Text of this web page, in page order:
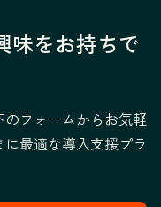
味をお持ちで
フォームからお気軽
最適な導入支援プラ